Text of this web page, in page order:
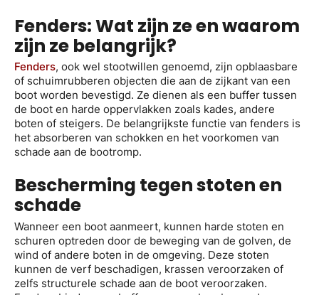
Fenders: Wat zijn ze en waarom
zijn ze belangrijk?
Fenders, ook wel stootwillen genoemd, zijn opblaasbare
of schuimrubberen objecten die aan de zijkant van een
boot worden bevestigd. Ze dienen als een buffer tussen
de boot en harde oppervlakken zoals kades, andere
boten of steigers. De belangrijkste functie van fenders is
het absorberen van schokken en het voorkomen van
schade aan de bootromp.
Bescherming tegen stoten en
schade
Wanneer een boot aanmeert, kunnen harde stoten en
schuren optreden door de beweging van de golven, de
wind of andere boten in de omgeving. Deze stoten
kunnen de verf beschadigen, krassen veroorzaken of
zelfs structurele schade aan de boot veroorzaken.